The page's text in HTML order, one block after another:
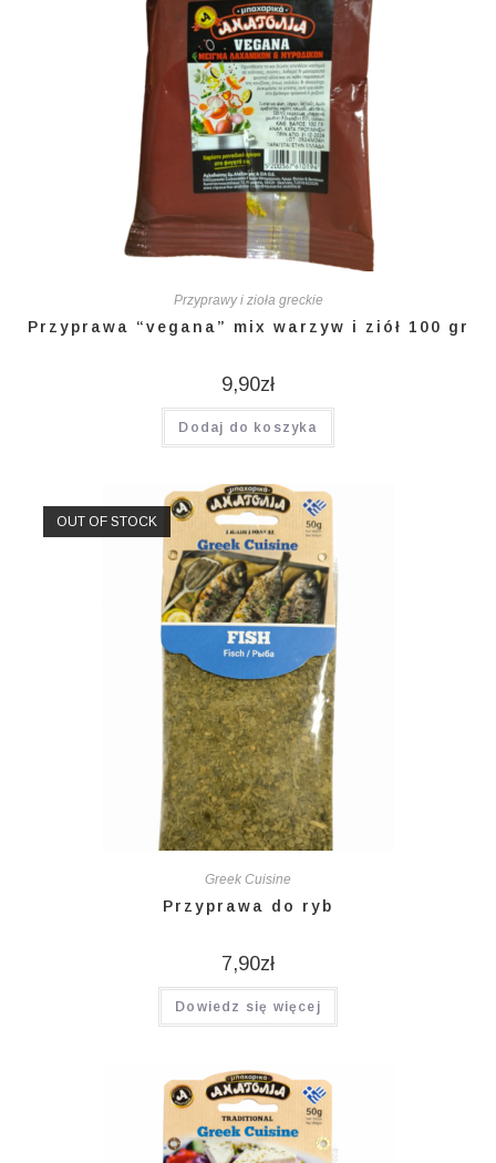
Przyprawy i zioła greckie
Przyprawa “vegana” mix warzyw i ziół 100 gr
9,90zł
Dodaj do koszyka
OUT OF STOCK
Greek Cuisine
Przyprawa do ryb
7,90zł
Dowiedz się więcej